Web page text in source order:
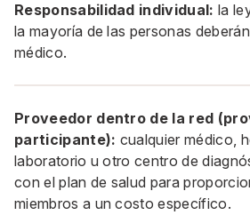
Responsabilidad individual: la
la mayoría de las personas
médico.
Proveedor dentro de la red
participante): cualquier médico,
laboratorio u otro centro de
con el plan de salud para
miembros a un costo específico.